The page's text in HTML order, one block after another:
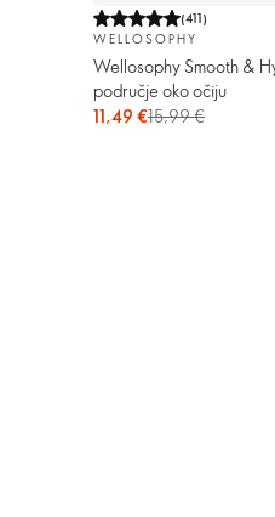
(411)
WELLOSOPHY
Wellosophy Smooth &
područje oko očiju
11,49 €15,99 €